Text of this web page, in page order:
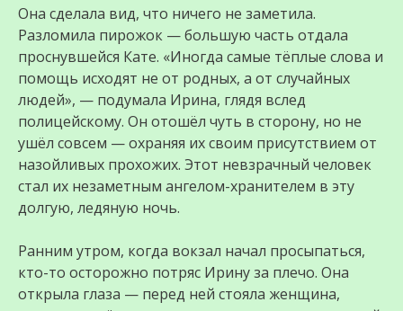
Она сделала вид, что ничего не заметила.
Разломила пирожок — большую часть отдала
проснувшейся Кате. «Иногда самые тёплые слова и
помощь исходят не от родных, а от случайных
людей», — подумала Ирина, глядя вслед
полицейскому. Он отошёл чуть в сторону, но не
ушёл совсем — охраняя их своим присутствием от
назойливых прохожих. Этот невзрачный человек
стал их незаметным ангелом-хранителем в эту
долгую, ледяную ночь.
Ранним утром, когда вокзал начал просыпаться,
кто-то осторожно потряс Ирину за плечо. Она
открыла глаза — перед ней стояла женщина,